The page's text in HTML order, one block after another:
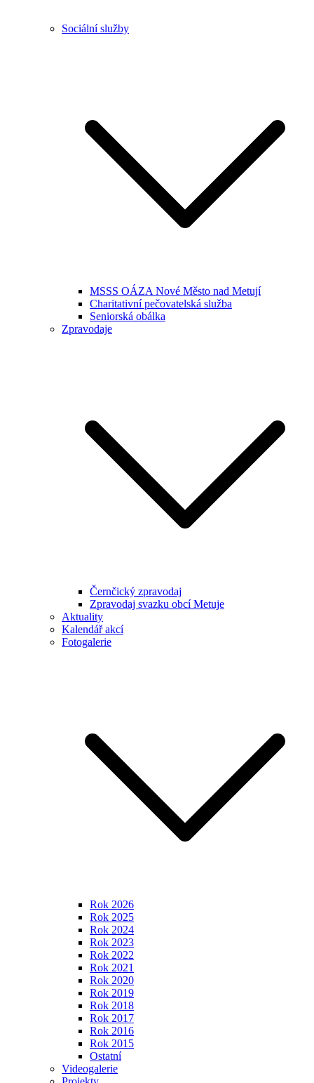
Sociální služby
MSSS OÁZA Nové Město nad Metují
Charitativní pečovatelská služba
Seniorská obálka
Zpravodaje
Černčický zpravodaj
Zpravodaj svazku obcí Metuje
Aktuality
Kalendář akcí
Fotogalerie
Rok 2026
Rok 2025
Rok 2024
Rok 2023
Rok 2022
Rok 2021
Rok 2020
Rok 2019
Rok 2018
Rok 2017
Rok 2016
Rok 2015
Ostatní
Videogalerie